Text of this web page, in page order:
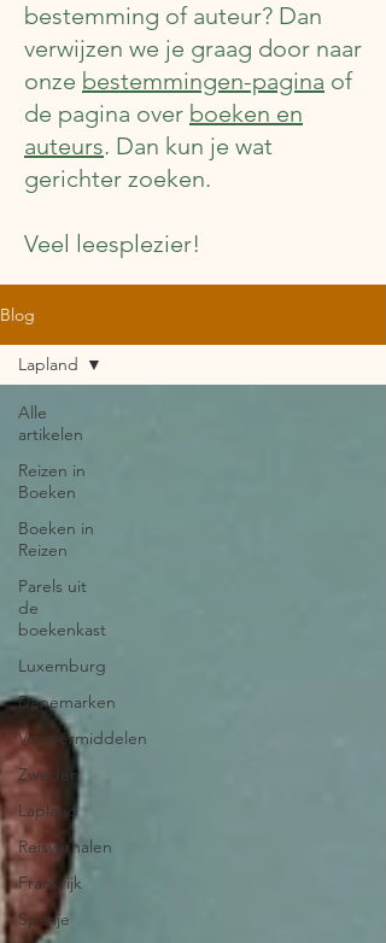
bestemming of auteur? Dan
verwijzen we je graag door naar
onze bestemmingen-pagina of
de pagina over boeken en
auteurs. Dan kun je wat
gerichter zoeken.
Veel leesplezier!
Blog
Alle
artikelen
Reizen in
Boeken
Boeken in
Reizen
Parels uit
de
boekenkast
Luxemburg
Denemarken
Vervoermiddelen
Zweden
Lapland
Reisverhalen
Frankrijk
Spanje
Lapland